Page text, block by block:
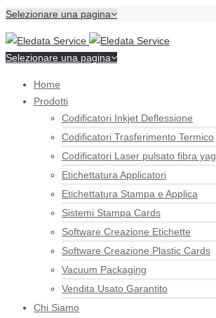
Selezionare una pagina
Selezionare una pagina
Home
Prodotti
Codificatori Inkjet Deflessione
Codificatori Trasferimento Termico
Codificatori Laser pulsato fibra yag
Etichettatura Applicatori
Etichettatura Stampa e Applica
Sistemi Stampa Cards
Software Creazione Etichette
Software Creazione Plastic Cards
Vacuum Packaging
Vendita Usato Garantito
Chi Siamo